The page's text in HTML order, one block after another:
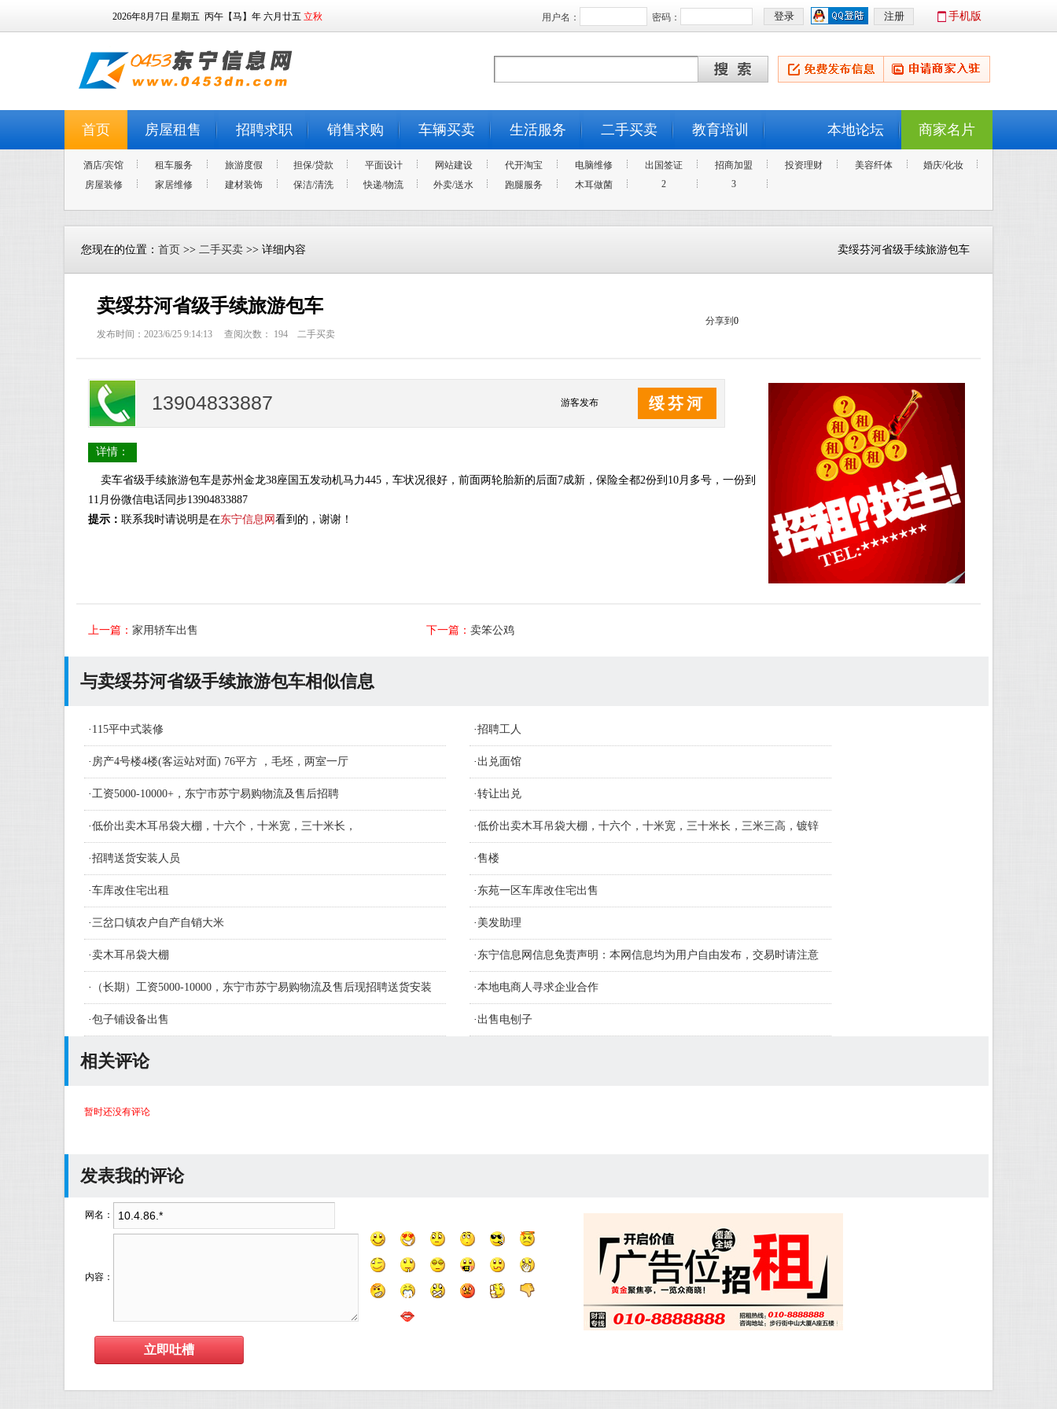
2026年8月7日 星期五 丙午【马】年 六月廿五 立秋 用户名： 密码： 手机版
首页 房屋租售 招聘求职 销售求购 车辆买卖 生活服务 二手买卖 教育培训 商家名片
本地论坛
酒店/宾馆 租车服务 旅游度假 担保/贷款 平面设计 网站建设 代开淘宝 电脑维修 出国签证 招商加盟 投资理财 美容纤体
婚庆/化妆
房屋装修
家居维修 建材装饰 保洁/清洗 快递/物流 外卖/送水 跑腿服务 木耳做菌 2 3
卖绥芬河省级手续旅游包车
您现在的位置： 首页 >> 二手买卖 >> 详细内容
卖绥芬河省级手续旅游包车
发布时间：2023/6/25 9:14:13 查阅次数： 194 二手买卖
分享到 0
13904833887 游客发布 绥芬河
详情：
卖车省级手续旅游包车是苏州金龙38座国五发动机马力445，车状况很好，前面两轮胎新的后面7成新，保险全都2份到10月多号，一份到
11月份微信电话同步13904833887
提示： 联系我时请说明是在东宁信息网 看到的，谢谢！
上一篇： 家用轿车出售 下一篇： 卖笨公鸡
与卖绥芬河省级手续旅游包车相似信息
· 115平中式装修 ·招聘工人
· 房产4号楼4楼(客运站对面) 76平方 ，毛坯，两室一厅 · 出兑面馆
·工资5000-10000+，东宁市苏宁易购物流及售后招聘 ·转让出兑
·低价出卖木耳吊袋大棚，十六个，十米宽，三十米长， ·低价出卖木耳吊袋大棚，十六个，十米宽，三十米长，三米三高，镀锌
材质钢管
·招聘送货安装人员 ·售楼
·车库改住宅出租 · 东苑一区车库改住宅出售
·三岔口镇农户自产自销大米 · 美发助理
·卖木耳吊袋大棚 · 东宁信息网信息免责声明：本网信息均为用户自由发布，交易时请注意
识别信息的真假，如侵害您的权益请联系删
·
（长期）工资5000-10000，东宁市苏宁易购物流及售后现招聘送货安装
人员及学徒若干名
·本地电商人寻求企业合作
·包子铺设备出售 · 出售电刨子
相关评论
暂时还没有评论
发表我的评论
网名：
内容：